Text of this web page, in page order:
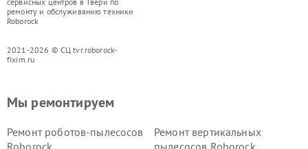
ремонту и обслуживанию техники
Roborock
2021-2026 © СЦ tvr.roborock-
fixim.ru
Мы ремонтируем
Ремонт роботов-пылесосов
Roborock
Ремонт вертикальных
пылесосов Roborock